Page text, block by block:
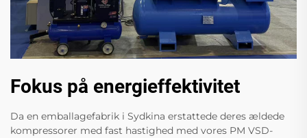
Fokus på energieffektivitet
Da en emballagefabrik i Sydkina erstattede deres ældede
kompressorer med fast hastighed med vores PM VSD-